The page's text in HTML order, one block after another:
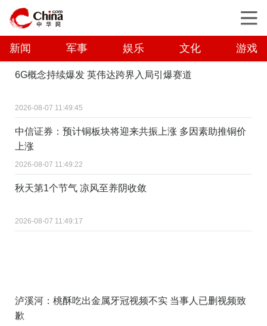
新闻 军事 娱乐 文化 游戏
6G概念持续爆发 英伟达跨界入局引爆赛道
2026-08-07 11:49:45
中信证券：预计铜板块将迎来共振上涨 多因素助推铜价
上涨
2026-08-07 11:49:22
秋天第1个节气 凉风至养阴收敛
2026-08-07 11:49:17
泸溪河：桃酥吃出金属牙冠视频不实 当事人已删视频致
歉